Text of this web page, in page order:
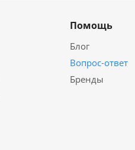
Помощь
Блог
Вопрос-ответ
Бренды